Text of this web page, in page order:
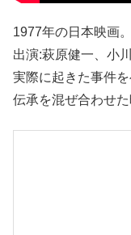
1977年の日本映画
出演:萩原健一、小
実際に起きた事件
伝承を混ぜ合わせた